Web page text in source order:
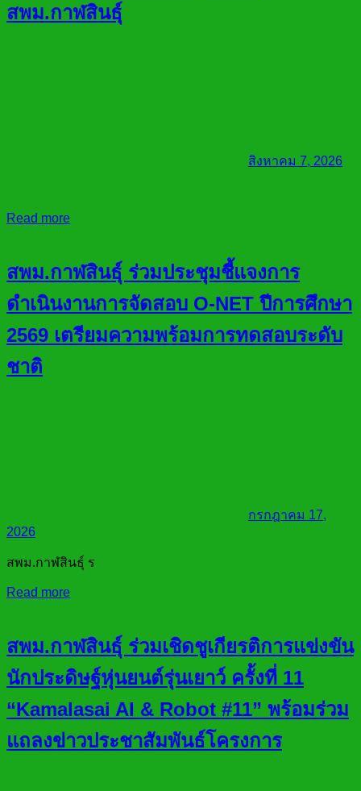
สพม.กาฬสินธุ์
สิงหาคม 7, 2026
Read more
สพม.กาฬสินธุ์ ร่วมประชุมชี้แจงการ
ดำเนินงานการจัดสอบ O-NET ปีการศึกษา
2569 เตรียมความพร้อมการทดสอบระดับ
ชาติ
กรกฎาคม 17,
2026
สพม.กาฬสินธุ์ ร
Read more
สพม.กาฬสินธุ์ ร่วมเชิดชูเกียรติการแข่งขัน
นักประดิษฐ์หุ่นยนต์รุ่นเยาว์ ครั้งที่ 11
“Kamalasai AI & Robot #11” พร้อมร่วม
แถลงข่าวประชาสัมพันธ์โครงการ